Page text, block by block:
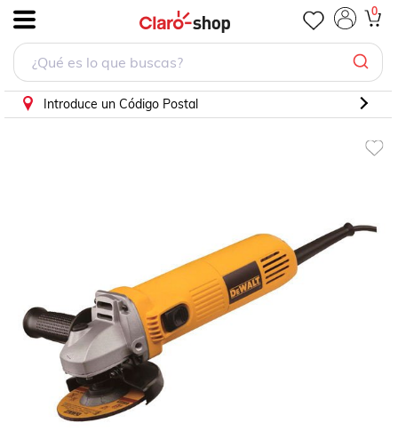
0
Introduce un Código Postal
Mini Esmeriladora Profesional 4 1/2 Dewalt